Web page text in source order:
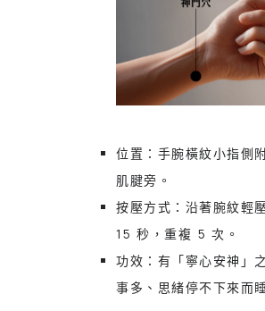
位置：手腕橫紋小指側
肌腱旁。
按壓方式：沿著腕紋輕
15 秒，重複 5 次。
功效：有「寧心安神」
事多、思緒停不下來而